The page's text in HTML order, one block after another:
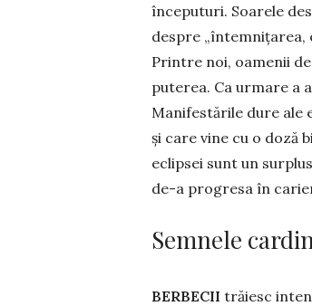
în­ceputuri. Soarele
despre „întemnițarea,
Prin­tre noi, oamenii
puterea. Ca urmare a
Manifestările dure ale
și care vine cu o doză
eclipsei sunt un
de-a progresa în
Semnele
BERBECII trăiesc